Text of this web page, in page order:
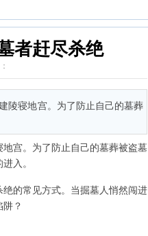
者赶尽杀绝
陵寝地宫。为了防止自己的墓葬
宫。为了防止自己的墓葬被盗墓
入。
的常见方式。当掘墓人悄然闯进
？